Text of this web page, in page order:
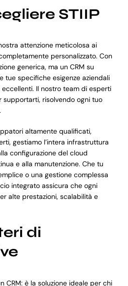
STIIP
attenzione meticolosa ai
personalizzato. Con
generica, ma un CRM su
tue specifiche esigenze aziendali
Il nostro team di esperti
risolvendo ogni tuo
altamente qualificati,
gestiamo l’intera infrastruttura
configurazione del cloud
e alla manutenzione. Che tu
o una gestione complessa
integrato assicura che ogni
alte prestazioni, scalabilità e
di
CRM: è la soluzione ideale per chi